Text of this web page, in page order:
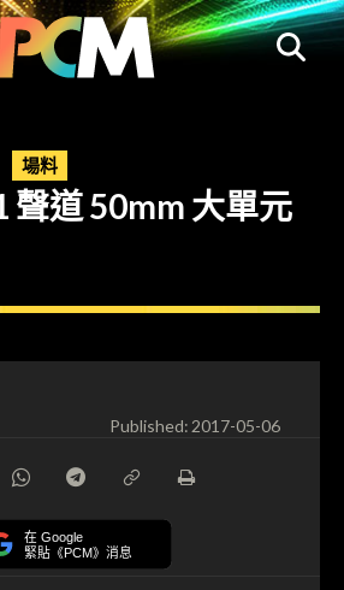
場料
聲道 50mm 大單元
Published:2017-05-06
在 Google
緊貼《PCM》消息